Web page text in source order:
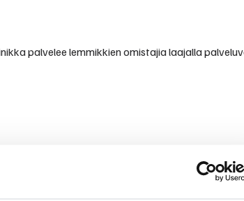
palvelee lemmikkien omistajia laajalla
ammattitaitoisesta ja välittävästä